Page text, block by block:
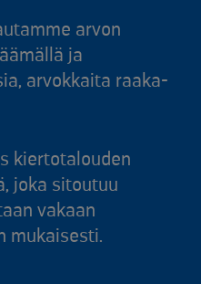
arvon
ja
arvokkaita raaka-
kiertotalouden
joka sitoutuu
vakaan
mukaisesti.